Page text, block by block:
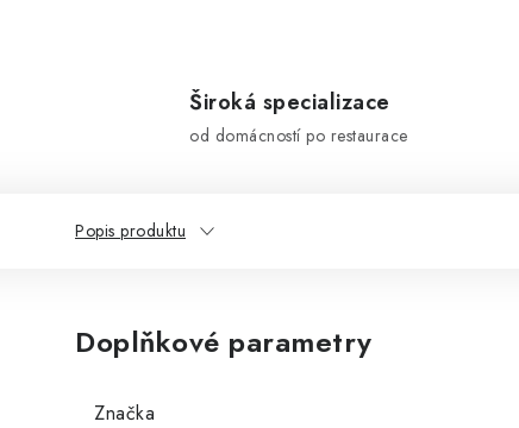
Široká specializace
od domácností po restaurace
Popis produktu
Doplňkové parametry
Značka